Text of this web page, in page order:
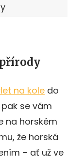
na kole do
se vám
na horském
že horská
– ať už ve